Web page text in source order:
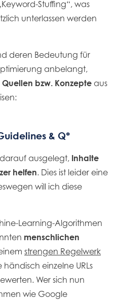
Stuffing“, was
unterlassen werden
deren Bedeutung für
anbelangt,
bzw. Konzepte aus
& Q*
ausgelegt, Inhalte
helfen. Dies ist leider eine
will ich diese
Learning-Algorithmen
menschlichen
strengen Regelwerk
einzelne URLs
Wer sich nun
wie Google